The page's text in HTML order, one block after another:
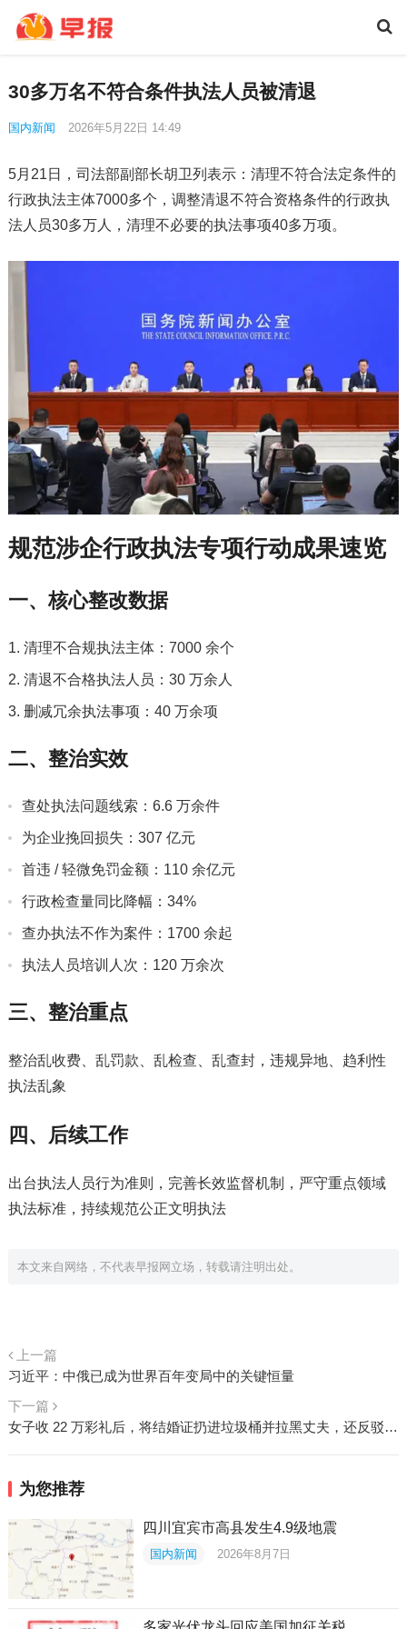
30多万名不符合条件执法人员被清退
国内新闻 2026年5月22日 14:49
5月21日，司法部副部长胡卫列表示：清理不符合法定条件的
行政执法主体7000多个，调整清退不符合资格条件的行政执
法人员30多万人，清理不必要的执法事项40多万项。‌‌
规范涉企行政执法专项行动成果速览
一、核心整改数据
清理不合规执法主体：7000 余个
清退不合格执法人员：30 万余人
删减冗余执法事项：40 万余项
二、整治实效
查处执法问题线索：6.6 万余件
为企业挽回损失：307 亿元
首违 / 轻微免罚金额：110 余亿元
行政检查量同比降幅：34%
查办执法不作为案件：1700 余起
执法人员培训人次：120 万余次
三、整治重点
整治乱收费、乱罚款、乱检查、乱查封，违规异地、趋利性
执法乱象
四、后续工作
出台执法人员行为准则，完善长效监督机制，严守重点领域
执法标准，持续规范公正文明执法
本文来自网络，不代表早报网立场，转载请注明出处。
上一篇
习近平：中俄已成为世界百年变局中的关键恒量
下一篇
女子收 22 万彩礼后，将结婚证扔进垃圾桶并拉黑丈夫，还反驳警方：领证但没结婚
为您推荐
四川宜宾市高县发生4.9级地震
国内新闻 2026年8月7日